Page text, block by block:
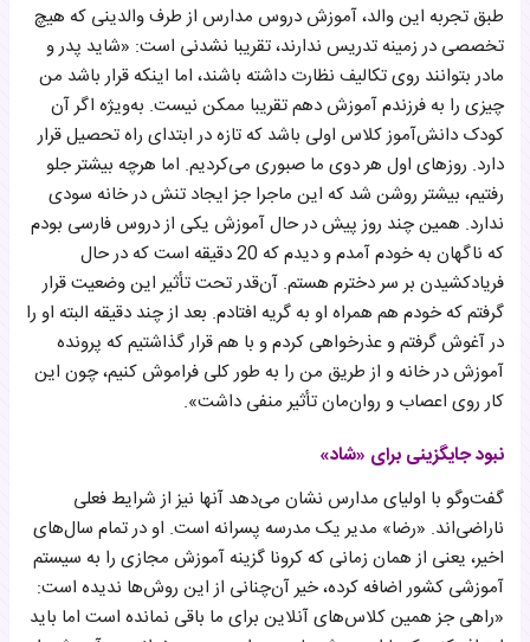
طبق تجربه این والد، آموزش دروس مدارس از طرف والدینی که هیچ
تخصصی در زمینه تدریس ندارند، تقریبا نشدنی است: «شاید پدر و
مادر بتوانند روی تکالیف نظارت داشته باشند، اما اینکه قرار باشد من
چیزی را به فرزندم آموزش دهم تقریبا ممکن نیست. به‌ویژه اگر آن
کودک دانش‌آموز کلاس‌ اولی باشد که تازه در ابتدای راه تحصیل قرار
دارد. روزهای اول هر دوی ما صبوری می‌کردیم. اما هرچه بیشتر جلو
رفتیم، بیشتر روشن شد که این ماجرا جز ایجاد تنش در خانه سودی
ندارد. همین چند روز پیش در حال آموزش یکی از دروس فارسی بودم
که ناگهان به خودم آمدم و دیدم که 20 دقیقه است که در حال
فریاد‌کشیدن بر سر دخترم هستم. آن‌قدر تحت تأثیر این وضعیت قرار
گرفتم که خودم هم همراه او به گریه افتادم. بعد از چند دقیقه البته او را
در آغوش گرفتم و عذرخواهی کردم و با هم قرار گذاشتیم که پرونده
آموزش در خانه و از طریق من را به طور کلی فراموش کنیم، چون این
کار روی اعصاب و روان‌مان تأثیر منفی داشت».
نبود جایگزینی برای «شاد»
گفت‌وگو با اولیای مدارس نشان می‌دهد آنها نیز از شرایط فعلی
ناراضی‌اند. «رضا» مدیر یک مدرسه پسرانه است. او در تمام سال‌های
اخیر، یعنی از همان زمانی که کرونا گزینه آموزش مجازی را به سیستم
آموزشی کشور اضافه کرده، خیر آن‌چنانی از این روش‌ها ندیده است:
«راهی جز همین کلاس‌های آنلاین برای ما باقی نمانده است اما باید